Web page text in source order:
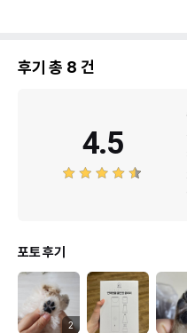
후기 총 8 건
4.5
포토 후기
2